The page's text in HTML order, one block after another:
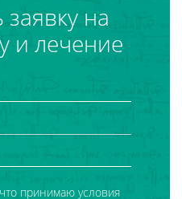
на
и лечение
принимаю условия